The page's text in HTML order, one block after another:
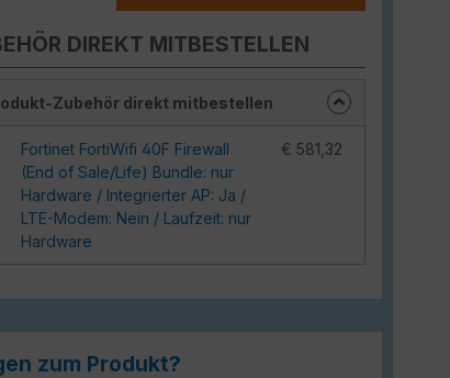
DIREKT MITBESTELLEN
Zubehör direkt mitbestellen
Fortinet FortiWifi 40F Firewall
(End of Sale/Life) Bundle: nur
Hardware / Integrierter AP: Ja /
LTE-Modem: Nein / Laufzeit: nur
Hardware
€ 581,32
zum Produkt?